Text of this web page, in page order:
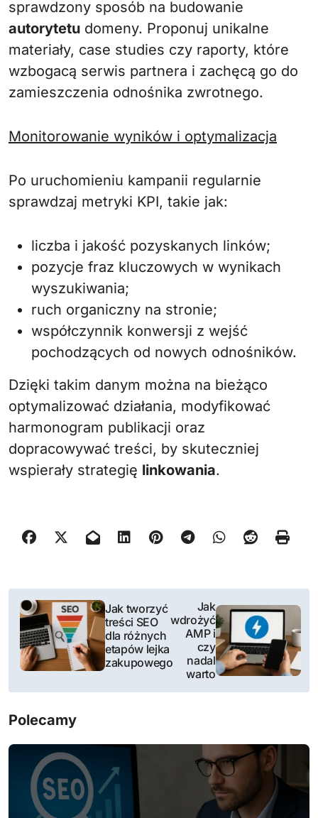
sprawdzony sposób na budowanie
autorytetu domeny. Proponuj unikalne
materiały, case studies czy raporty, które
wzbogacą serwis partnera i zachęcą go do
zamieszczenia odnośnika zwrotnego.
Monitorowanie wyników i optymalizacja
Po uruchomieniu kampanii regularnie
sprawdzaj metryki KPI, takie jak:
liczba i jakość pozyskanych linków;
pozycje fraz kluczowych w wynikach
wyszukiwania;
ruch organiczny na stronie;
współczynnik konwersji z wejść
pochodzących od nowych odnośników.
Dzięki takim danym można na bieżąco
optymalizować działania, modyfikować
harmonogram publikacji oraz
dopracowywać treści, by skuteczniej
wspierały strategię linkowania.
N
w
i
g
a
Jak tworzyć
treści SEO
dla różnych
etapów lejka
zakupowego
Jak
wdrożyć
AMP i
czy
nadal
warto
Polecamy